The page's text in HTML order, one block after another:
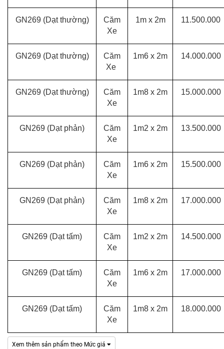
Thức
Hệ
GN269 (Dạt thường)
Căm
Xe
1m x 2m 11.500.000
GN269(Dạt thường)
Căm
Xe
1m6 x 2m 14.000.000
GN269(Dạt thường)
Căm
Xe
1m8 x 2m 15.000.000
GN269 (Dạt phản)
Căm
Xe
1m2 x 2m 13.500.000
GN269 (Dạt phản)
Căm
Xe
1m6 x 2m 15.500.000
GN269 (Dạt phản)
Căm
Xe
1m8 x 2m 17.000.000
GN269 (Dạt tấm)
Căm
Xe
1m2 x 2m 14.500.000
GN269 (Dạt tấm)
Căm
Xe
1m6 x 2m 17.000.000
GN269 (Dạt tấm)
Căm
Xe
1m8 x 2m 18.000.000
Xem thêm sản phẩm theo Mức giá